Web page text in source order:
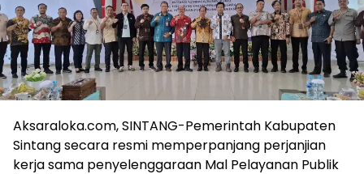
Aksaraloka.com, SINTANG-Pemerintah Kabupaten
Sintang secara resmi memperpanjang perjanjian
kerja sama penyelenggaraan Mal Pelayanan Publik